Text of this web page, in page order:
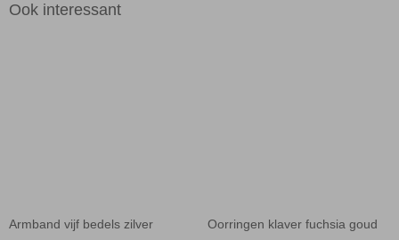
Ook interessant
Armband vijf bedels zilver Oorringen klaver fuchsia goud